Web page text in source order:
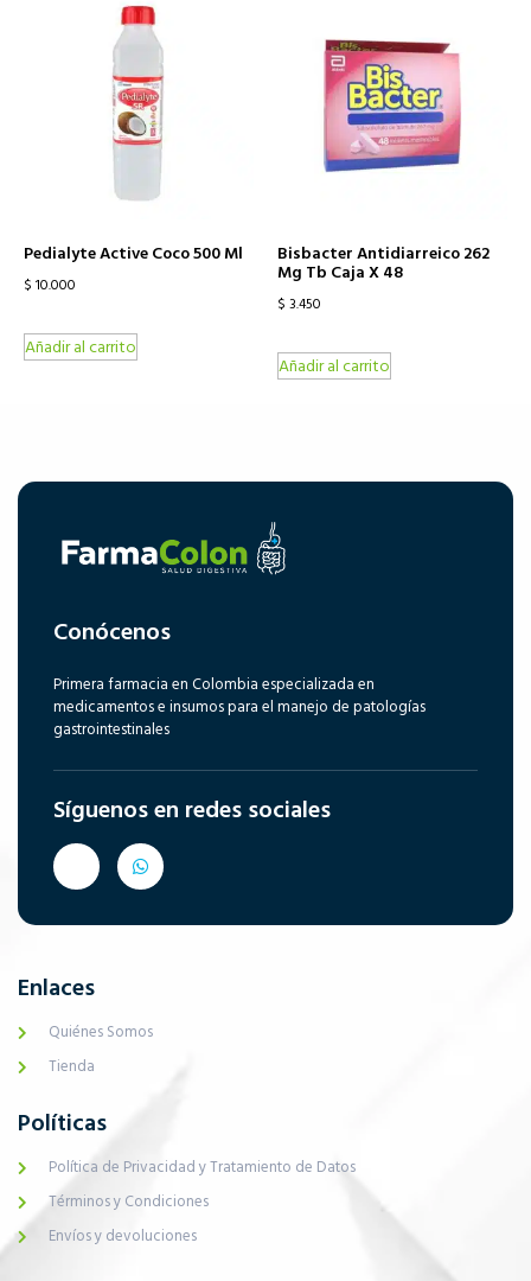
Pedialyte Active Coco 500 Ml
$ 10.000
Añadir al carrito
Bisbacter Antidiarreico 262
Mg Tb Caja X 48
$ 3.450
Añadir al carrito
Conócenos
Primera farmacia en Colombia especializada en
medicamentos e insumos para el manejo de patologías
gastrointestinales
Síguenos en redes sociales
Enlaces
Quiénes Somos
Tienda
Políticas
Política de Privacidad y Tratamiento de Datos
Términos y Condiciones
Envíos y devoluciones